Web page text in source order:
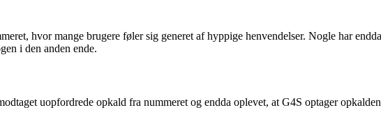
hvor mange brugere føler sig generet af hyppige henvendelser. Nogle har
i den anden ende.
uopfordrede opkald fra nummeret og endda oplevet, at G4S optager